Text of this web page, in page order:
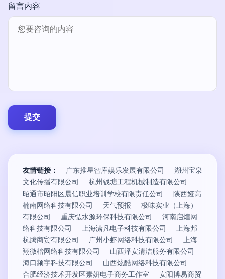
留言内容
友情链接： 广东推星智库娱乐发展有限公司
湖州宝泉
文化传播有限公司
杭州钱塘工程机械制造有限公司
昭通市昭阳区晨信职业培训学校有限责任公司
陕西娅高
楠南网络科技有限公司
天气预报
极味实业（上海）
有限公司
重庆弘水源环保科技有限公司
河南启煌网
络科技有限公司
上海潇凡电子科技有限公司
上海邦
杭腾商贸有限公司
广州小虾网络科技有限公司
上海
翔微楷网络科技有限公司
山西泽安清洁服务有限公司
海口频宇科技有限公司
山西炫酷网络科技有限公司
合肥经济技术开发区素妍电子商务工作室
安阳博易商贸